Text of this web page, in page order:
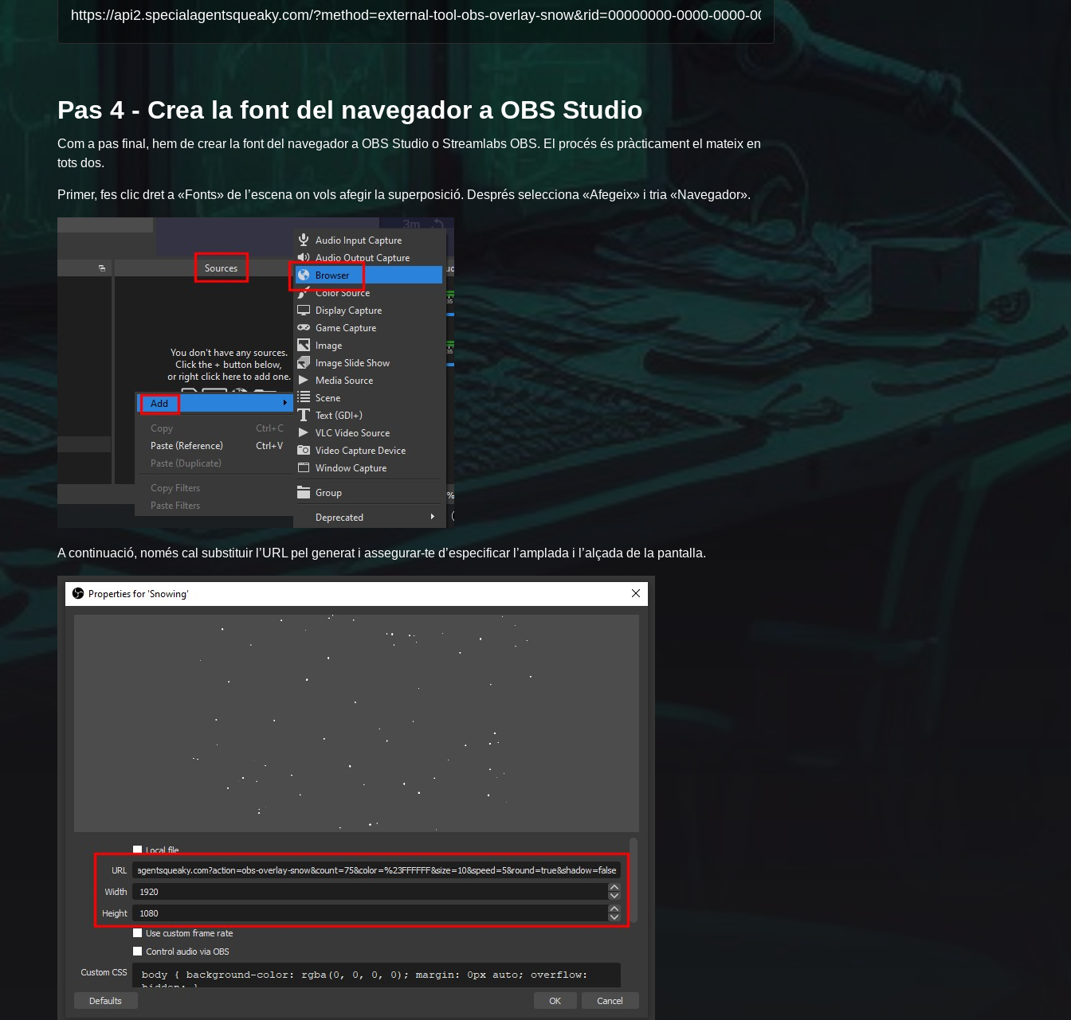
Pas 4 - Crea la font del navegador a OBS Studio
Com a pas final, hem de crear la font del navegador a OBS Studio o Streamlabs OBS. El procés és pràcticament el mateix en
tots dos.
Primer, fes clic dret a «Fonts» de l’escena on vols afegir la superposició. Després selecciona «Afegeix» i tria «Navegador».
A continuació, només cal substituir l’URL pel generat i assegurar-te d’especificar l’amplada i l’alçada de la pantalla.